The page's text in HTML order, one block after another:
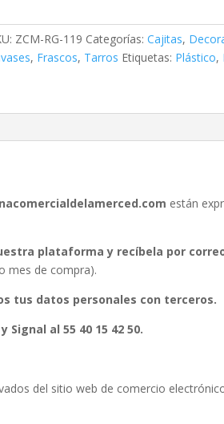
ZCM-RG-119 Categorías:Cajitas,
, Frascos, Tarros Etiquetas: Plástico,
están
plataforma y recíbela por
mes de compra).
tus datos personales con terceros.
al 55 40 15 42 50.
del sitio web de comercio